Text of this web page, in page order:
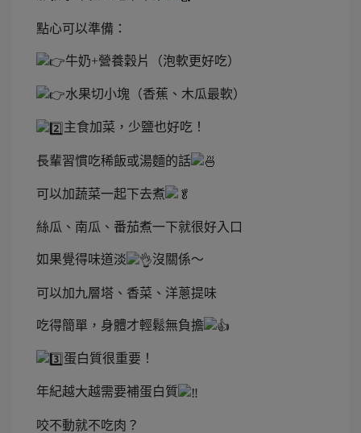
點心可以準備：
牛奶+營養穀片（泡軟更好吃）
水果切小塊（香蕉、木瓜最軟）
主食加菜，少鹽也好吃！
長輩習慣吃稀飯或湯麵的話
可以加蔬菜一起下去煮
絲瓜、南瓜、番茄煮一下就很好入口
如果覺得味道淡 沒關係～
可以加九層塔、香菜、洋蔥提味
吃得簡單，身體才輕鬆無負擔
蛋白質很重要！
年紀越大越需要補蛋白質
咬不動就不吃肉？